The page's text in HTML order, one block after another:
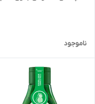
ناموجود